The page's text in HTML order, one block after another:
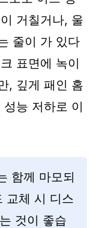
거칠거나, 울
줄이 가 있다
표면에 녹이
, 깊게 패인 홈
능 저하로 이
함께 마모되
교체 시 디스
것이 좋습